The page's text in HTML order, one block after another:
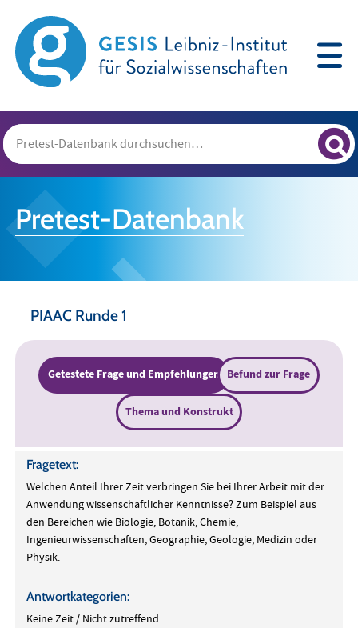
Pretest-Datenbank
PIAAC Runde 1
Getestete Frage und Empfehlungen Befund zur Frage
Thema und Konstrukt
Fragetext:
Welchen Anteil Ihrer Zeit verbringen Sie bei Ihrer Arbeit mit der
Anwendung wissenschaftlicher Kenntnisse? Zum Beispiel aus
den Bereichen wie Biologie, Botanik, Chemie,
Ingenieurwissenschaften, Geographie, Geologie, Medizin oder
Physik.
Antwortkategorien:
Keine Zeit / Nicht zutreffend